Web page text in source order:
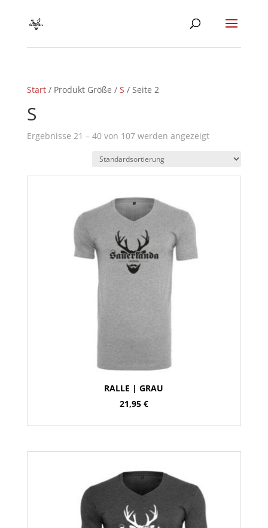
Start/ Produkt Größe / S / Seite 2
S
Ergebnisse 21 – 40 von 107 werden angezeigt
RALLE | GRAU
21,95 €